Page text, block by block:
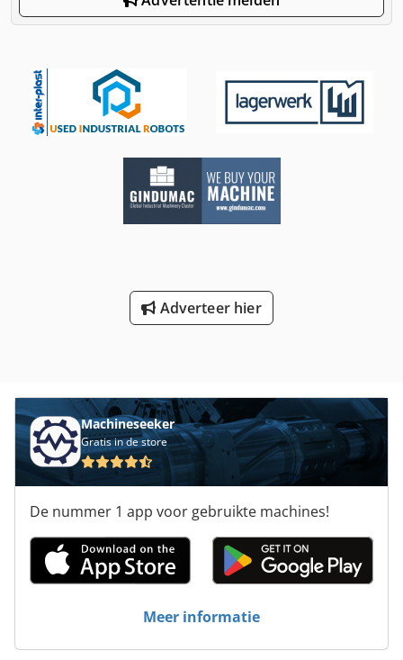
Adverteer hier
Machineseeker
Gratis in de store
De nummer 1 app voor gebruikte machines!
Meer informatie